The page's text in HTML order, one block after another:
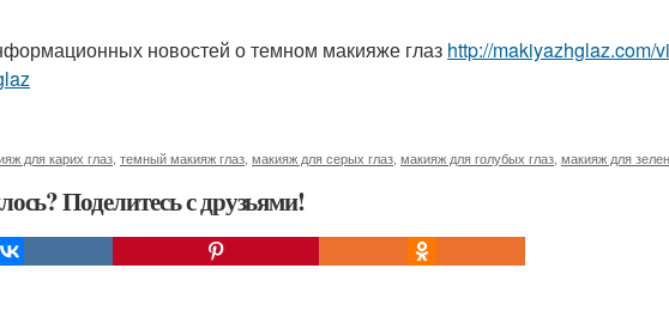
новостей о темном макияже глаз http://makiyazhglaz.com/
для карих глаз темный макияж глаз макияж для серых глаз макияж для голубых глаз макияж для
Поделитесь с друзьями!